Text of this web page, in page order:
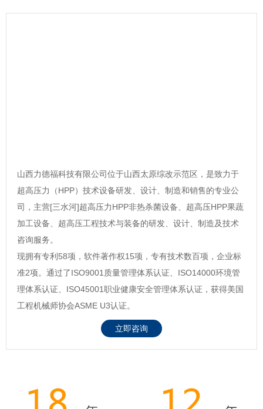
山西力德福科技有限公司位于山西太原综改示范区，是致力于
超高压力（HPP）技术设备研发、设计、制造和销售的专业公
司，主营[三水河]超高压力HPP非热杀菌设备、超高压HPP果蔬
加工设备、超高压工程技术与装备的研发、设计、制造及技术
咨询服务。
现拥有专利58项，软件著作权15项，专有技术数百项，企业标
准2项。通过了ISO9001质量管理体系认证、ISO14000环境管
理体系认证、ISO45001职业健康安全管理体系认证，获得美国
工程机械师协会ASME U3认证。
立即咨询